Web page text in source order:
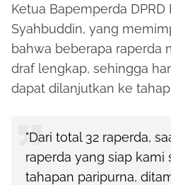
Ketua Bapemperda DPRD
Syahbuddin, yang
bahwa beberapa raperda
draf lengkap, sehingga
dapat dilanjutkan ke
"Dari total 32 raperda,
raperda yang siap kami
tahapan paripurna,